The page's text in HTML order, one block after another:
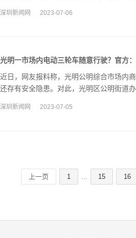
深圳新闻网 2023-07-06
光明一市场内电动三轮车随意行驶？官方
近日，网友报料称，光明公明综合市场内
还存有安全隐患。对此，光明区公明街道
深圳新闻网 2023-07-05
上一页 1 ... 15 16